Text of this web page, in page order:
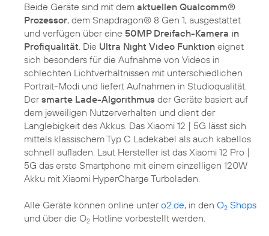
Beide Geräte sind mit dem aktuellen Qualcomm®
Prozessor, dem Snapdragon® 8 Gen 1, ausgestattet
und verfügen über eine 50MP Dreifach-Kamera in
Profiqualität. Die Ultra Night Video Funktion eignet
sich besonders für die Aufnahme von Videos in
schlechten Lichtverhältnissen mit unterschiedlichen
Portrait-Modi und liefert Aufnahmen in Studioqualität.
Dersmarte Lade-Algorithmus der Geräte basiert auf
dem jeweiligen Nutzerverhalten und dient der
Langlebigkeit des Akkus. Das Xiaomi 12 | 5G lässt sich
mittels klassischem Typ C Ladekabel als auch kabellos
schnell aufladen. Laut Hersteller ist das Xiaomi 12 Pro |
5G das erste Smartphone mit einem einzelligen 120W
Akku mit Xiaomi HyperCharge Turboladen.
Alle Geräte können online untero2.de, in den O2 Shops
und über die O2 Hotline vorbestellt werden.